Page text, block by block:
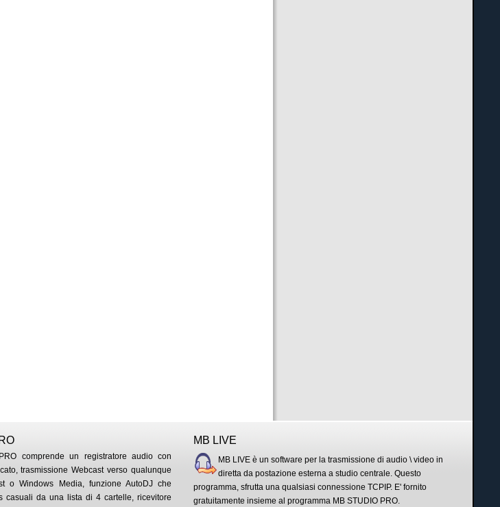
comprende un registratore audio con
trasmissione Webcast verso qualunque
o Windows Media, funzione AutoDJ che
casuali da una lista di 4 cartelle, ricevitore
MB LIVE
MB LIVE è un software per la trasmissione di audio \ video in
diretta da postazione esterna a studio centrale. Questo
programma, sfrutta una qualsiasi connessione TCPIP. E' fornito
gratuitamente insieme al programma MB STUDIO PRO.